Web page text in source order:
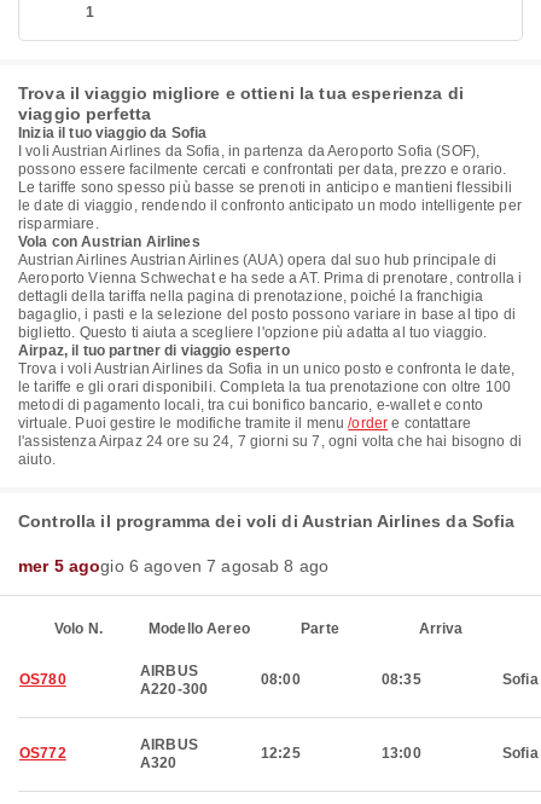
1
Trova il viaggio migliore e ottieni la tua esperienza di
viaggio perfetta
Inizia il tuo viaggio da Sofia
I voli Austrian Airlines da Sofia, in partenza da Aeroporto Sofia (SOF),
possono essere facilmente cercati e confrontati per data, prezzo e orario.
Le tariffe sono spesso più basse se prenoti in anticipo e mantieni flessibili
le date di viaggio, rendendo il confronto anticipato un modo intelligente per
risparmiare.
Vola con Austrian Airlines
Austrian Airlines Austrian Airlines (AUA) opera dal suo hub principale di
Aeroporto Vienna Schwechat e ha sede a AT. Prima di prenotare, controlla i
dettagli della tariffa nella pagina di prenotazione, poiché la franchigia
bagaglio, i pasti e la selezione del posto possono variare in base al tipo di
biglietto. Questo ti aiuta a scegliere l'opzione più adatta al tuo viaggio.
Airpaz, il tuo partner di viaggio esperto
Trova i voli Austrian Airlines da Sofia in un unico posto e confronta le date,
le tariffe e gli orari disponibili. Completa la tua prenotazione con oltre 100
metodi di pagamento locali, tra cui bonifico bancario, e-wallet e conto
virtuale. Puoi gestire le modifiche tramite il menu/order e contattare
l'assistenza Airpaz 24 ore su 24, 7 giorni su 7, ogni volta che hai bisogno di
aiuto.
Controlla il programma dei voli di Austrian Airlines da Sofia
mer 5 agogio 6 agoven 7 agosab 8 ago
Volo N. Modello Aereo Parte Arriva
OS780
AIRBUS
A220-300
08:00 08:35 Sofia
OS772
AIRBUS
A320
12:25 13:00 Sofia